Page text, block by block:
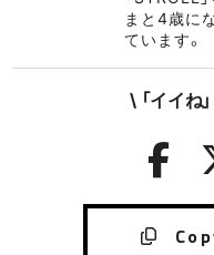
まと4歳に
ています。
\ 「イイね